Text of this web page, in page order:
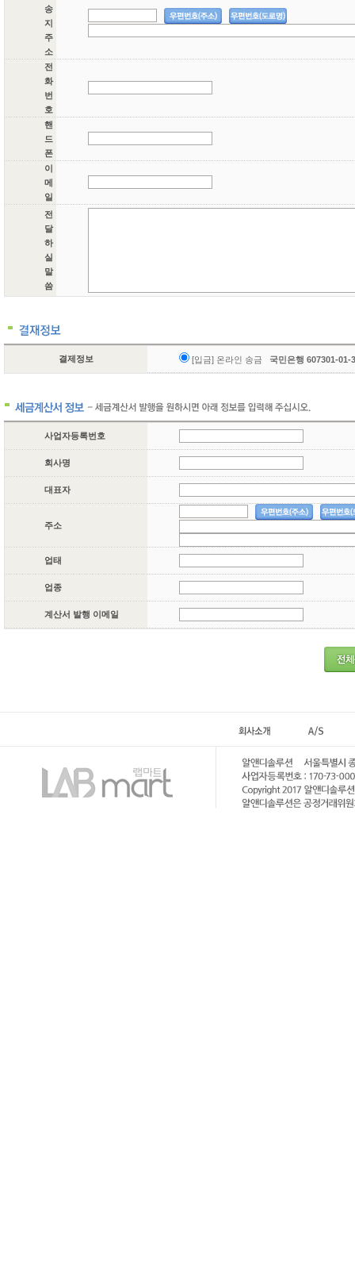
송
지
주
소
전
화
번
호
핸
드
폰
이
메
일
전
달
하
실
말
씀
결제정보 [입금] 온라인 송금 국민은행 607301-
사업자등록번호
회사명
대표자
주소
업태
업종
계산서 발행 이메일